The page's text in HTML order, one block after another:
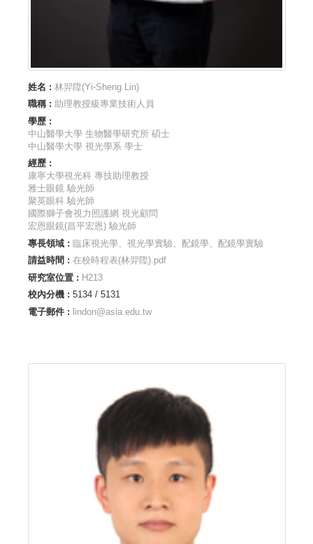
姓名 : 林羿陞(Yi-Sheng Lin)
職稱 : 助理教授級專業技術人員
學歷 :
中山醫學大學 生物醫學研究所 碩士
中山醫學大學 視光學系 學士
經歷 :
康寧大學視光科 專技助理教授
雅士眼鏡 驗光師
聚英眼科 驗光師
國際獅子會視力照護網 視光顧問
宏恩眼鏡(昌平宏恩) 驗光師
專長領域 : 臨床視光學、視光學實驗、配鏡學、配鏡學實驗
請益時間 : 在校時程表(林羿陞).pdf
研究室位置 : H213
校內分機 : 5134 / 5131
電子郵件 : lindon@asia.edu.tw